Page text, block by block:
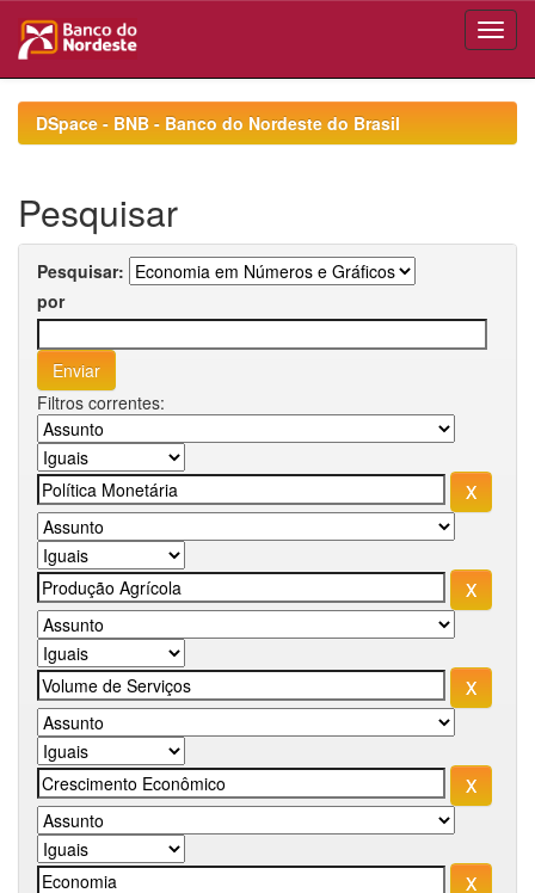
navigationDSpace - BNB - Banco do Nordeste do Brasil
Pesquisar
Pesquisar:
por
Filtros correntes: